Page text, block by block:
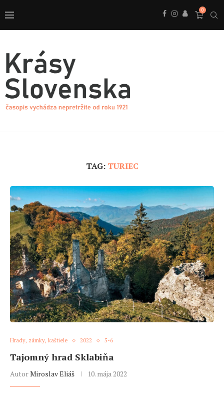
0
TAG: TURIEC
Hrady, zámky, kaštiele 2022 5-6
Tajomný hrad Sklabiňa
AutorMiroslav Eliáš 10. mája 2022